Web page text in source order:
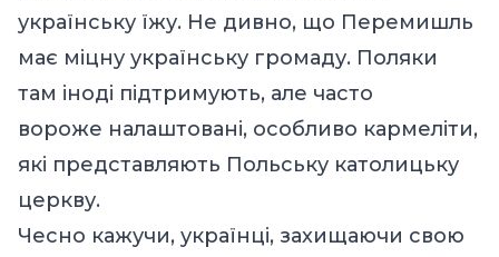
українську їжу. Не дивно, що Перемишль
має міцну українську громаду. Поляки
там іноді підтримують, але часто
вороже налаштовані, особливо кармеліти,
які представляють Польську католицьку
церкву.
Чесно кажучи, українці, захищаючи свою